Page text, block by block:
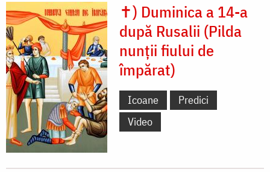
✝) Duminica a 14-a
după Rusalii (Pilda
nunții fiului de
împărat)
Icoane
Predici
Video